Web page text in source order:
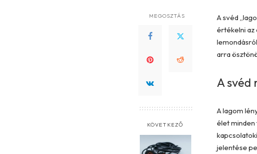
MEGOSZTÁS
KÖVETKEZŐ
A svéd
értékelni az
arra
A svéd
A lagom
élet minden
jelentése